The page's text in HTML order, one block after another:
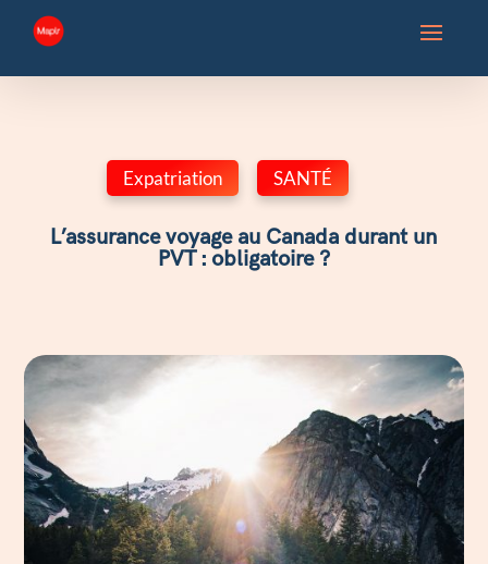
Expatriation SANTÉ
L’assurance voyage au Canada durant un
PVT : obligatoire ?